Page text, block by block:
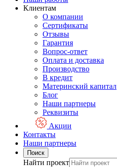
Клиентам
О компании
Сертификаты
Отзывы
Гарантия
Вопрос-ответ
Оплата и доставка
Производство
В кредит
Материнский капитал
Блог
Наши партнеры
Реквизиты
Акции
Контакты
Наши партнеры
Поиск
Найти проект